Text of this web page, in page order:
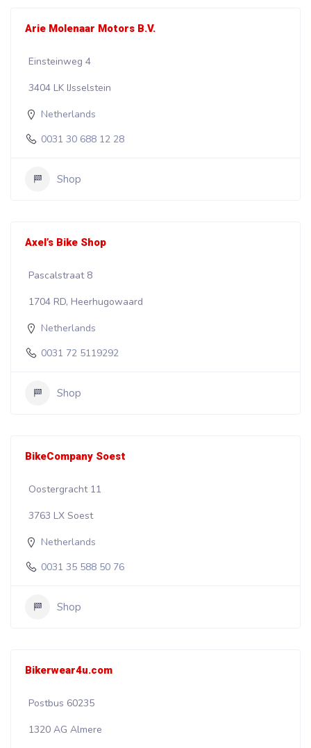
Arie Molenaar Motors B.V.
Einsteinweg 4
3404 LK IJsselstein
Netherlands
0031 30 688 12 28
Shop
Axel’s Bike Shop
Pascalstraat 8
1704 RD, Heerhugowaard
Netherlands
0031 72 5119292
Shop
BikeCompany Soest
Oostergracht 11
3763 LX Soest
Netherlands
0031 35 588 50 76
Shop
Bikerwear4u.com
Postbus 60235
1320 AG Almere